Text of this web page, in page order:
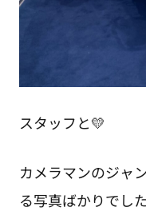
スタッフと💛
カメラマンのジャ
る写真ばかりでし